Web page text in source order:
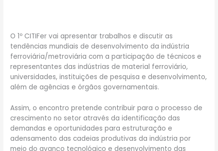
O 1º CITIFer vai apresentar trabalhos e discutir as
tendências mundiais de desenvolvimento da indústria
ferroviária/metroviária com a participação de técnicos e
representantes das indústrias de material ferroviário,
universidades, instituições de pesquisa e desenvolvimento,
além de agências e órgãos governamentais.
Assim, o encontro pretende contribuir para o processo de
crescimento no setor através da identificação das
demandas e oportunidades para estruturação e
adensamento das cadeias produtivas da indústria por
meio do avanço tecnológico e desenvolvimento das